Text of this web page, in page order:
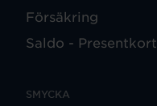
Försäkring
Saldo - Presentkort
SMYCKA